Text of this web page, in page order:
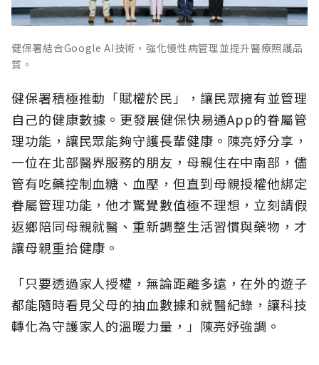
健保署結合Google AI技術，強化慢性病管理並提升醫療照護品
質。
健保署積極推動「賦權於民」，讓民眾擁有並管理
自己的健康數據。更發展健保快易通App的眷屬管
理功能，讓民眾能夠守護長輩健康。陳亮妤分享，
一位在北部醫界服務的朋友，母親住在中南部，儘
管有吃藥控制血糖、血壓，但直到母親授權他綁定
眷屬管理功能，他才驚覺數值極不理想，立刻請假
返鄉陪同母親就醫、重新調整生活習慣與藥物，才
讓母親重拾健康。
「只要透過家人授權，無論距離多遠，在外的遊子
都能隨時看見父母的抽血數據和就醫紀錄，讓科技
轉化為守護家人的溫暖力量，」陳亮妤強調。